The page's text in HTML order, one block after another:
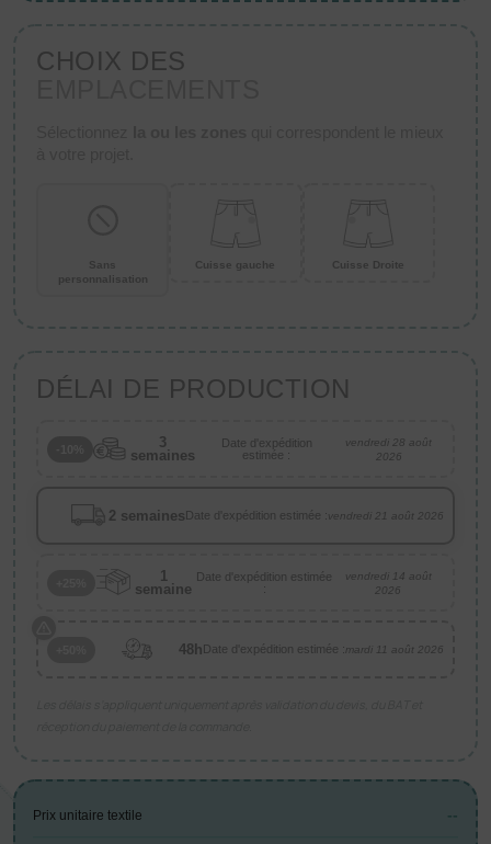
CHOIX DES
Sans
personnalisation
Cuisse gauche Cuisse Droite
DÉLAI DE PRODUCTION
3
semaines
Date d'expédition
estimée :
vendredi 28 août
2026
2 semaines Date d'expédition estimée :vendredi 21 août 2026
1
semaine
Date d'expédition estimée
:
vendredi 14 août
2026
48h Date d'expédition estimée :mardi 11 août 2026
Prix unitaire textile --